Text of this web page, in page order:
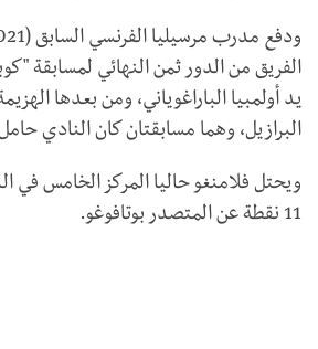
الفريق من الدور ثمن النهائي لمسابقة
يد أولمبيا الباراغوياني، ومن بعدها
البرازيل، وهما مسابقتان كان النادي
ويحتل فلامنغو حاليا المركز الخامس في
11 نقطة عن المتصدر بوتافوغو.